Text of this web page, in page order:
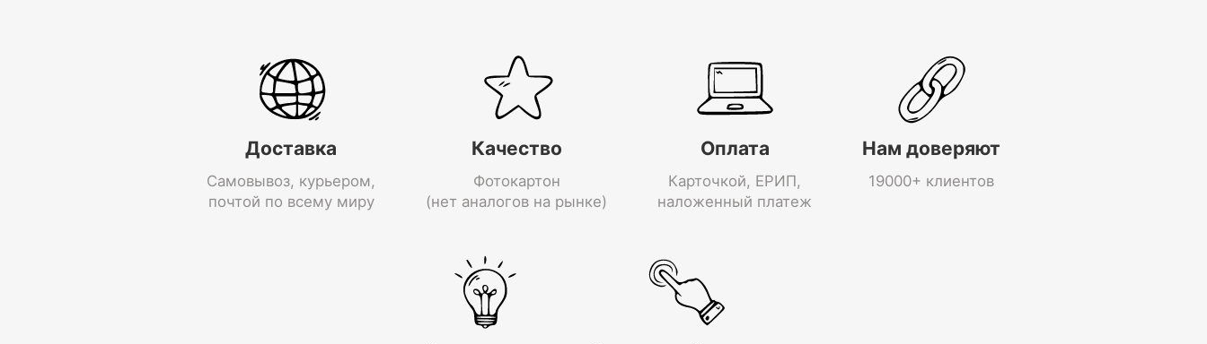
Доставка
Самовывоз, курьером,
почтой по всему миру
Качество
Фотокартон
(нет аналогов на рынке)
Оплата
Карточкой, ЕРИП,
наложенный платеж
Нам доверяют
19000+ клиентов